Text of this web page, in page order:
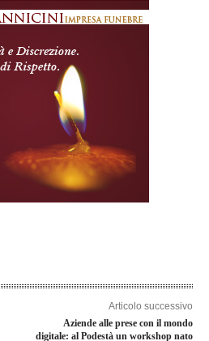
Articolo successivo
Aziende alle prese con il mondo
digitale: al Podestà un workshop nato